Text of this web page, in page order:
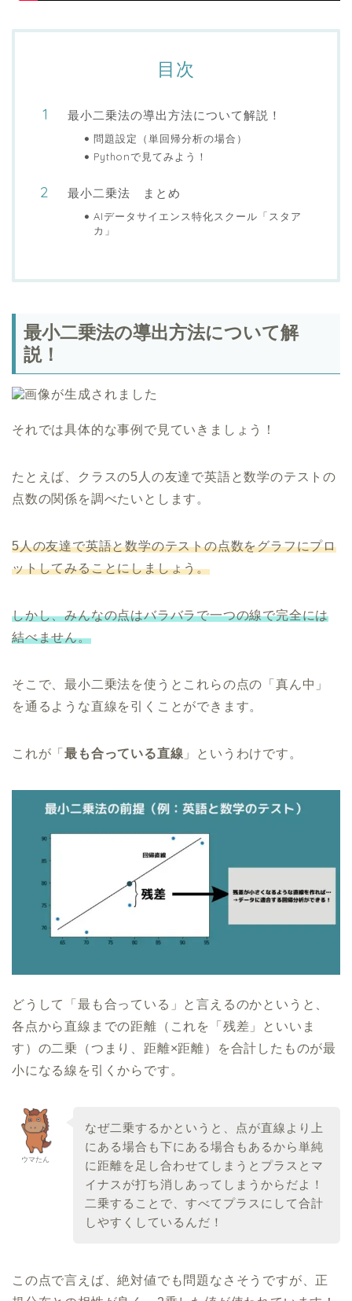
目次
最小二乗法の導出方法について解説！
問題設定（単回帰分析の場合）
Pythonで見てみよう！
最小二乗法 まとめ
AIデータサイエンス特化スクール「スタア
カ」
最小二乗法の導出方法について解
説！
それでは具体的な事例で見ていきましょう！
たとえば、クラスの5人の友達で英語と数学のテストの
点数の関係を調べたいとします。
5人の友達で英語と数学のテストの点数をグラフにプロ
ットしてみることにしましょう。
しかし、みんなの点はバラバラで一つの線で完全には
結べません。
そこで、最小二乗法を使うとこれらの点の「真ん中」
を通るような直線を引くことができます。
これが「最も合っている直線 」というわけです。
どうして「最も合っている」と言えるのかというと、
各点から直線までの距離（これを「残差」といいま
す）の二乗（つまり、距離×距離）を合計したものが最
小になる線を引くからです。
ウマたん
なぜ二乗するかというと、点が直線より上
にある場合も下にある場合もあるから単純
に距離を足し合わせてしまうとプラスとマ
イナスが打ち消しあってしまうからだよ！
二乗することで、すべてプラスにして合計
しやすくしているんだ！
この点で言えば、絶対値でも問題なさそうですが、正